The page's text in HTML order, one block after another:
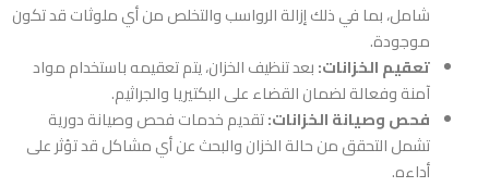
شامل، بما في ذلك إزالة الرواسب والتخلص من أي ملوثات قد تكون
موجودة.
تعقيم الخزانات:بعد تنظيف الخزان، يتم تعقيمه باستخدام مواد
آمنة وفعالة لضمان القضاء على البكتيريا والجراثيم.
فحص وصيانة الخزانات:تقديم خدمات فحص وصيانة دورية
تشمل التحقق من حالة الخزان والبحث عن أي مشاكل قد تؤثر على
أداءه.